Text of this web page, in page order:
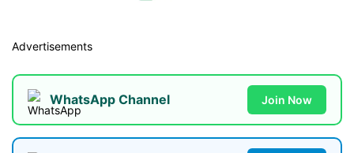
Advertisements
WhatsApp Channel Join Now